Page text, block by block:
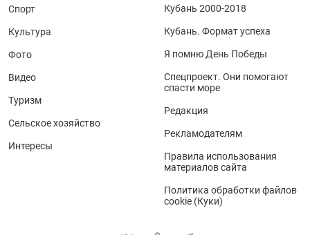
Спорт
Культура
Фото
Видео
Туризм
Сельское хозяйство
Интересы
Кубань 2000-2018
Кубань. Формат успеха
Я помню День Победы
Спецпроект. Они помогают
спасти море
Редакция
Рекламодателям
Правила использования
материалов сайта
Политика обработки файлов
cookie (Куки)